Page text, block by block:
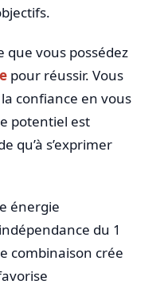
que vous possédez
pour réussir. Vous
confiance en vous
potentiel est
qu’à s’exprimer
énergie
du 1
combinaison crée